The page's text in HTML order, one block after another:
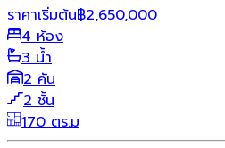
ราคาเริ่มต้น฿2,650,000
4 ห้อง
3 น้ำ
2 คัน
2 ชั้น
170 ตร.ม